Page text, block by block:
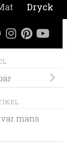
Dryck
mans